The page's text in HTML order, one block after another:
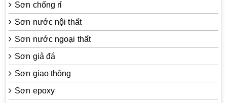
Sơn chống rỉ
Sơn nước nội thất
Sơn nước ngoại thất
Sơn giả đá
Sơn giao thông
Sơn epoxy